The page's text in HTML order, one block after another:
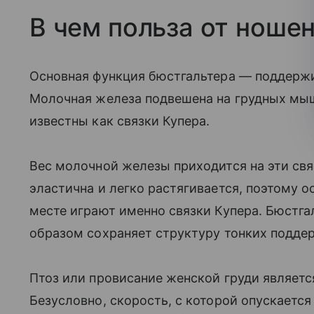
В чем польза от
Основная функция бюстгальтера —
Молочная железа подвешена на грудных
известны как связки Купера.
Вес молочной железы приходится на эти
эластична и легко растягивается,
месте играют именно связки Купера.
образом сохраняет структуру тонких
Птоз или провисание женской груди
Безусловно, скорость, с которой